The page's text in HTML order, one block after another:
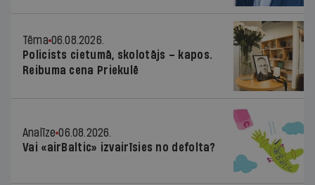
Tēma 06.08.2026.
Policists cietumā, skolotājs – kapos.
Reibuma cena Priekulē
Analīze 06.08.2026.
Vai «airBaltic» izvairīsies no defolta?